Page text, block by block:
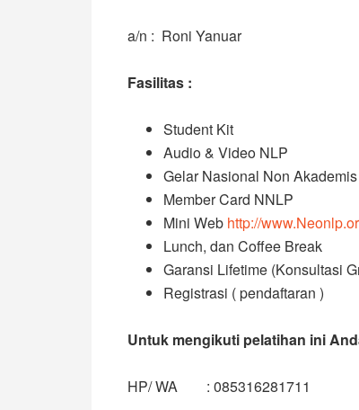
a/n : Roni Yanuar
Fasilitas :
Student Kit
Audio & Video NLP
Gelar Nasional Non
Member Card NNLP
Mini Web http://
Lunch, dan Coffee Break
Garansi Lifetime (Konsultasi
Registrasi ( pendaftaran )
Untuk mengikuti pelatihan ini
HP/ WA : 085316281711